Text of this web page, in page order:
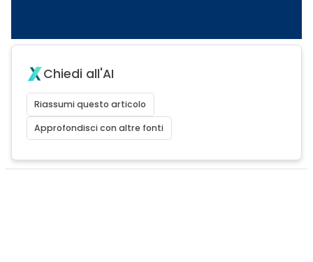
Chiedi all'AI
Riassumi questo articolo
Approfondisci con altre fonti